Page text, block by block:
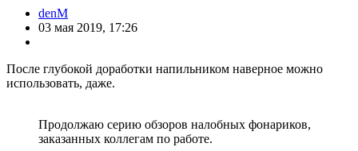
denM
03 мая 2019, 17:26
После глубокой доработки напильником наверное можно
использовать, даже.
Продолжаю серию обзоров налобных фонариков,
заказанных коллегам по работе.